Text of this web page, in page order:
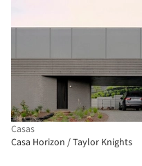
Casas
Casa Horizon / Taylor Knights